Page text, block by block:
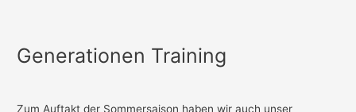
Generationen Training
Zum Auftakt der Sommersaison haben wir auch unser